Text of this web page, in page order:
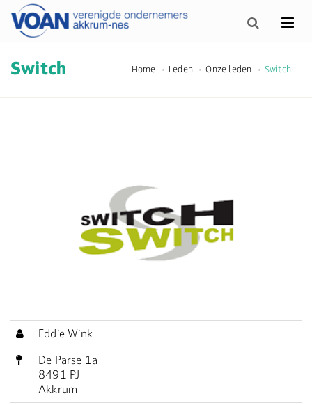
Home Leden Onze leden Switch
Switch
Eddie Wink
De Parse 1a
8491 PJ
Akkrum